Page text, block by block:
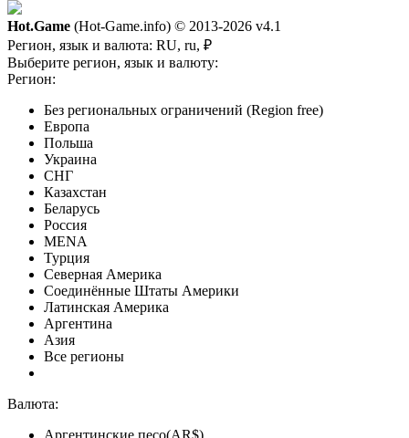
Hot.Game (Hot-Game.info) © 2013-2026 v4.1
Регион, язык и валюта: RU, ru, ₽
Выберите регион, язык и валюту:
Регион:
Без региональных ограничений (Region free)
Европа
Польша
Украина
СНГ
Казахстан
Беларусь
Россия
MENA
Турция
Северная Америка
Соединённые Штаты Америки
Латинская Америка
Аргентина
Азия
Все регионы
Валюта:
Аргентинские песо(AR$)